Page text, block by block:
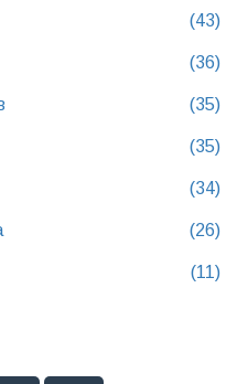
(43)
(36)
(35)
(35)
(34)
(26)
(11)